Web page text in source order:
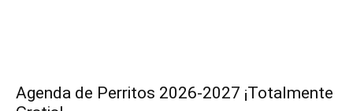
Agenda de Perritos 2026-2027 ¡Totalmente